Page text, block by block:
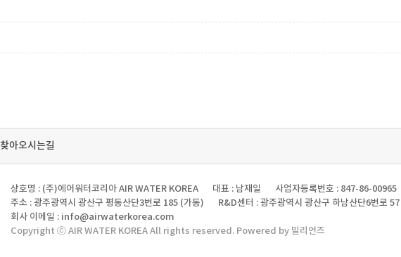
찾아오시는길
상호명 : (주)에어워터코리아 AIR WATER KOREA 대표 : 남재일 사업자등록번호 : 847-86-00965
주소 : 광주광역시 광산구 평동산단3번로 185 (가동)
R&D센터 : 광주광역시 광산구 하남산단6번로
회사 이메일 : info@airwaterkorea.com
Copyright ⓒ AIR WATER KOREA All rights reserved. Powered by 빌리언즈